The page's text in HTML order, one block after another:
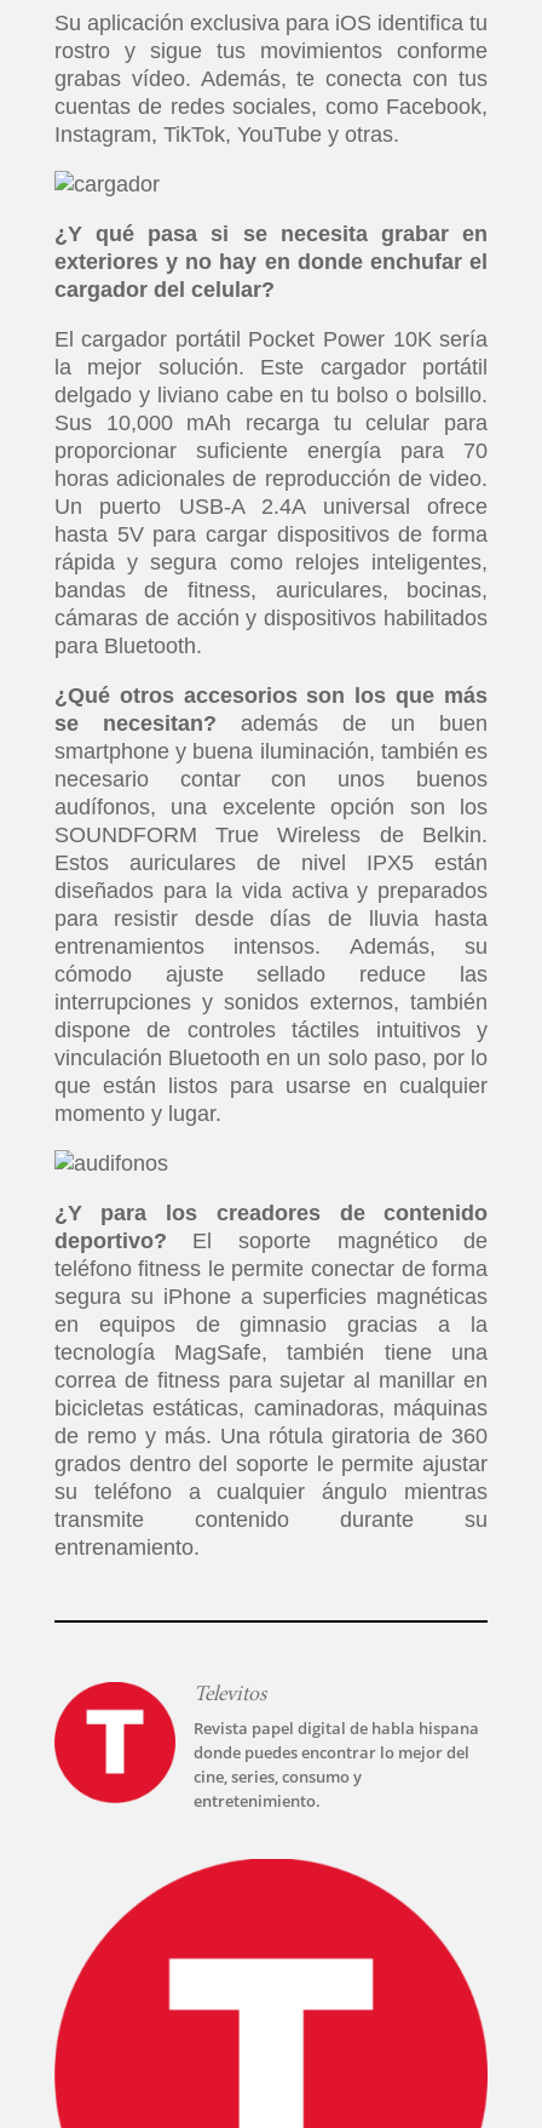
Su aplicación exclusiva para iOS identifica tu
rostro y sigue tus movimientos conforme
grabas vídeo. Además, te conecta con tus
cuentas de redes sociales, como Facebook,
Instagram, TikTok, YouTube y otras.
¿Y qué pasa si se necesita grabar en
exteriores y no hay en donde enchufar el
cargador del celular?
El cargador portátil Pocket Power 10K sería
la mejor solución. Este cargador portátil
delgado y liviano cabe en tu bolso o bolsillo.
Sus 10,000 mAh recarga tu celular para
proporcionar suficiente energía para 70
horas adicionales de reproducción de video.
Un puerto USB-A 2.4A universal ofrece
hasta 5V para cargar dispositivos de forma
rápida y segura como relojes inteligentes,
bandas de fitness, auriculares, bocinas,
cámaras de acción y dispositivos habilitados
para Bluetooth.
¿Qué otros accesorios son los que más
se necesitan? además de un buen
smartphone y buena iluminación, también es
necesario contar con unos buenos
audífonos, una excelente opción son los
SOUNDFORM True Wireless de Belkin.
Estos auriculares de nivel IPX5 están
diseñados para la vida activa y preparados
para resistir desde días de lluvia hasta
entrenamientos intensos. Además, su
cómodo ajuste sellado reduce las
interrupciones y sonidos externos, también
dispone de controles táctiles intuitivos y
vinculación Bluetooth en un solo paso, por lo
que están listos para usarse en cualquier
momento y lugar.
¿Y para los creadores de contenido
deportivo? El soporte magnético de
teléfono fitness le permite conectar de forma
segura su iPhone a superficies magnéticas
en equipos de gimnasio gracias a la
tecnología MagSafe, también tiene una
correa de fitness para sujetar al manillar en
bicicletas estáticas, caminadoras, máquinas
de remo y más. Una rótula giratoria de 360
grados dentro del soporte le permite ajustar
su teléfono a cualquier ángulo mientras
transmite contenido durante su
entrenamiento.
Televitos
Revista papel digital de habla hispana
donde puedes encontrar lo mejor del
cine, series, consumo y
entretenimiento.